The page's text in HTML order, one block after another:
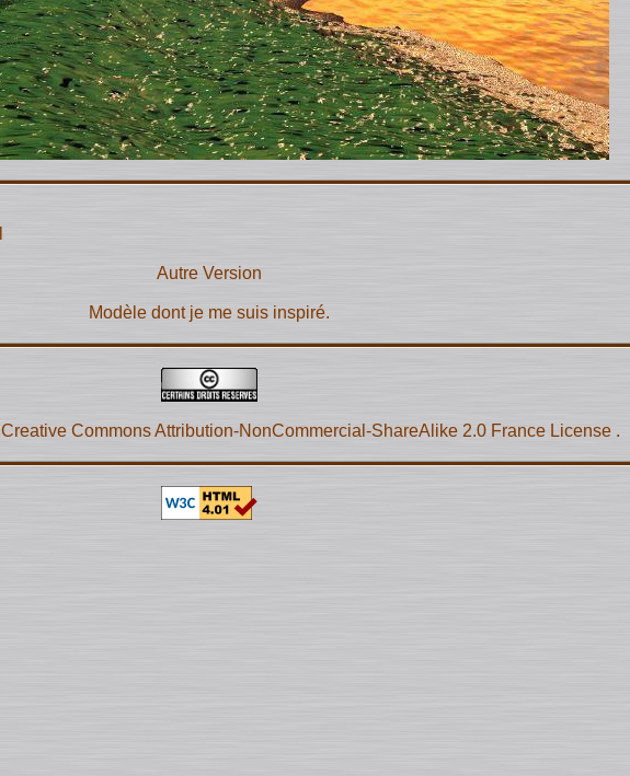
Autre Version
Modèle dont je me suis inspiré.
Creative Commons Attribution-NonCommercial-ShareAlike 2.0 France License .